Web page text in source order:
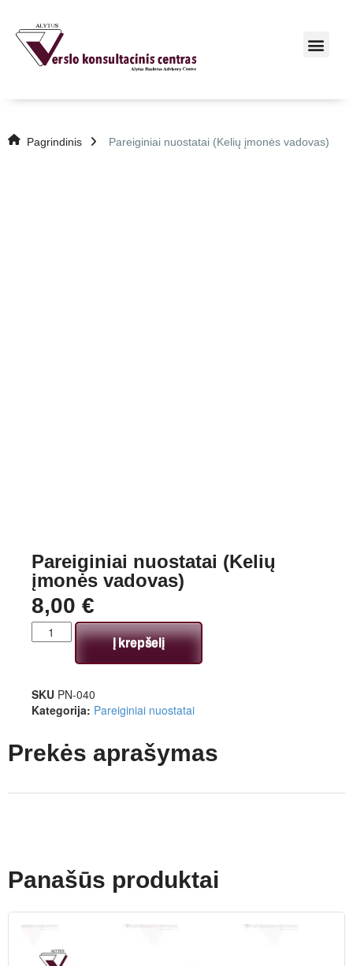
Pagrindinis Pareiginiai nuostatai (Kelių įmonės vadovas)
Pareiginiai nuostatai (Kelių
įmonės vadovas)
8,00 €
Į krepšelį
SKU PN-040
Kategorija: Pareiginiai nuostatai
Prekės aprašymas
Panašūs produktai